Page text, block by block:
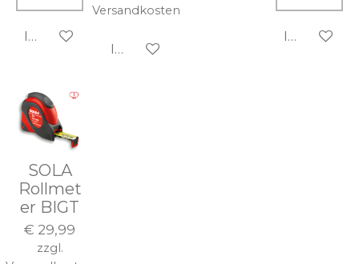
In den Warenkorb
Versandkosten
In den Warenkorb
In den
SOLA
Rollmet
er BIGT
€ 29,99
zzgl.